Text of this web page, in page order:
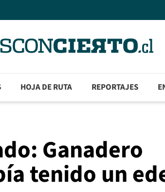
HOJA DE RUTA REPORTAJES
Ganadero
tenido un